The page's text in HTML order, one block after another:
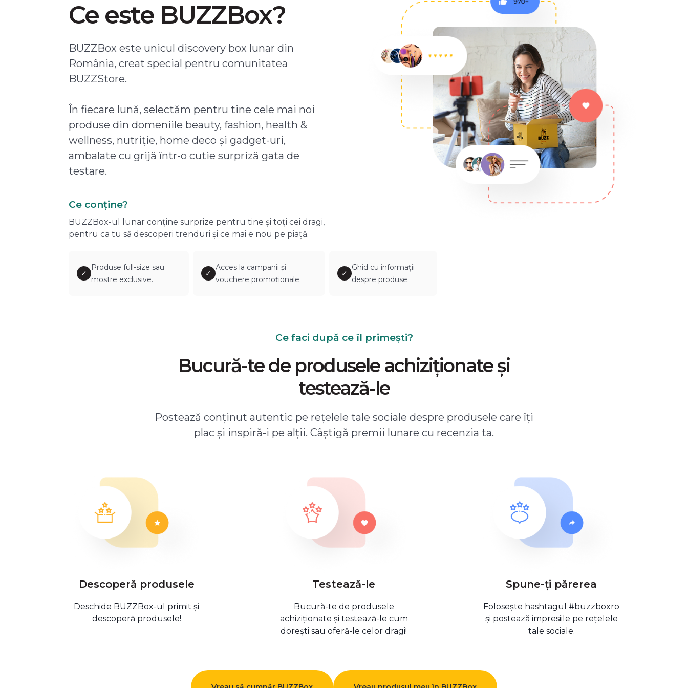
Ce este BUZZBox?
BUZZBox este unicul discovery box lunar din
România, creat special pentru comunitatea
BUZZStore.
În fiecare lună, selectăm pentru tine cele mai noi
produse din domeniile beauty, fashion, health &
wellness, nutriție, home deco și gadget-uri,
ambalate cu grijă într-o cutie surpriză gata de
testare.
Ce conține?
BUZZBox-ul lunar conține surprize pentru tine și toți cei dragi,
pentru ca tu să descoperi trenduri și ce mai e nou pe piață.
✓
Produse full-size sau
mostre exclusive.
✓
Acces la campanii și
vouchere promoționale.
✓
Ghid cu informații
despre produse.
Ce faci după ce îl primești?
Bucură-te de produsele achiziționate și
testează-le
Postează conținut autentic pe rețelele tale sociale despre produsele care îți
plac și inspiră-i pe alții. Câștigă premii lunare cu recenzia ta.
Descoperă produsele
Deschide BUZZBox-ul primit și
descoperă produsele!
Testează-le
Bucură-te de produsele
achiziționate și testează-le cum
dorești sau oferă-le celor dragi!
Spune-ți părerea
Folosește hashtagul #buzzboxro
și postează impresiile pe rețelele
tale sociale.